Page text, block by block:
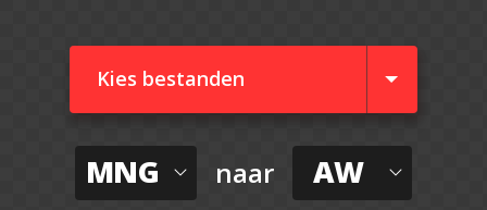
Kies bestanden
MNG naar AW